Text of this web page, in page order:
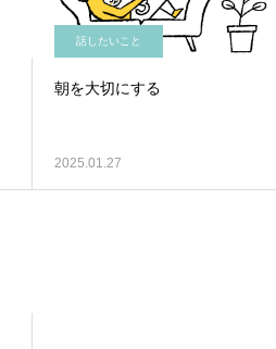
話したいこと
朝を大切にする
2025.01.27